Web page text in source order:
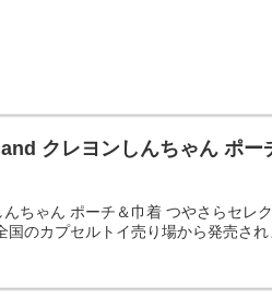
クレヨンしんちゃん ポ
ちゃん ポーチ＆巾着 つやさらセ
のカプセルトイ売り場から発売さ